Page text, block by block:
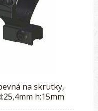
na skrutky,
h:15mm